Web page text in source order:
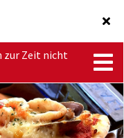
zur Zeit nicht